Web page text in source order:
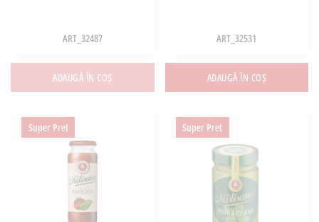
ART_32487
ADAUGĂ ÎN COȘ
ART_32531
ADAUGĂ ÎN COȘ
Super Pret Super Pret